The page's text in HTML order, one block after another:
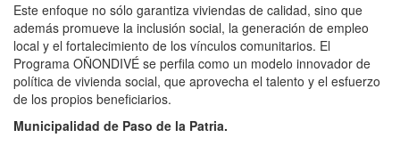
Este enfoque no sólo garantiza viviendas de calidad, sino que
además promueve la inclusión social, la generación de empleo
local y el fortalecimiento de los vínculos comunitarios. El
Programa OÑONDIVÉ se perfila como un modelo innovador de
política de vivienda social, que aprovecha el talento y el esfuerzo
de los propios beneficiarios.
Municipalidad de Paso de la Patria.